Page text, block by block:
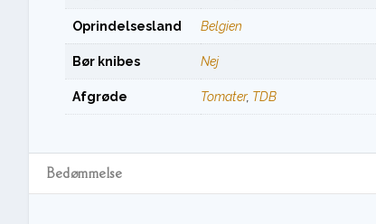
Oprindelsesland Belgien
Bør knibes Nej
Afgrøde Tomater, TDB
Bedømmelse